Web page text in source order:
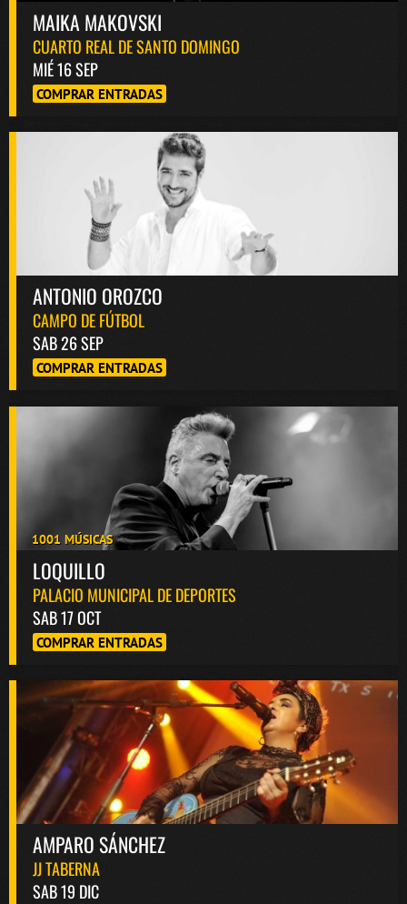
MAIKA MAKOVSKI
CUARTO REAL DE SANTO DOMINGO
MIÉ 16 SEP
COMPRAR ENTRADAS
ANTONIO OROZCO
CAMPO DE FÚTBOL
SAB 26 SEP
COMPRAR ENTRADAS
1001 MÚSICAS
LOQUILLO
PALACIO MUNICIPAL DE DEPORTES
SAB 17 OCT
COMPRAR ENTRADAS
AMPARO SÁNCHEZ
JJ TABERNA
SAB 19 DIC